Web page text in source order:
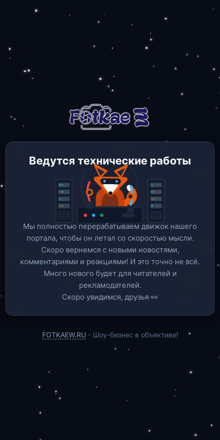
Ведутся технические работы
Мы полностью перерабатываем движок нашего
портала, чтобы он летал со скоростью мысли.
Скоро вернемся c новыми новостями,
комментариями и реакциями! И это точно не всё.
Много нового будет для читателей и
рекламодателей.
Скоро увидимся, друзья 👀
FOTKAEW.RU - Шоу-бизнес в объективе!